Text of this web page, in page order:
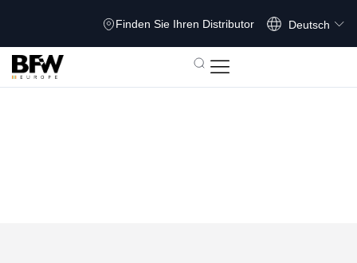
Finden Sie Ihren Distributor Deutsch